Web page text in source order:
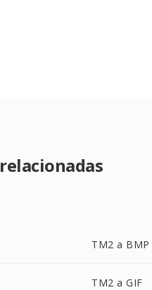
TM2 a BMP
TM2 a GIF